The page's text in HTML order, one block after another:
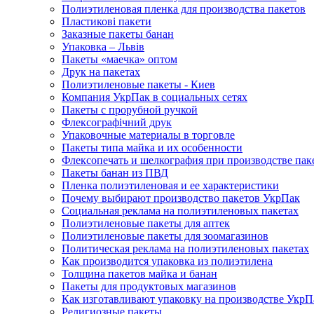
Полиэтиленовая пленка для производства пакетов
Пластикові пакети
Заказные пакеты банан
Упаковка – Львів
Пакеты «маечка» оптом
Друк на пакетах
Полиэтиленовые пакеты - Киев
Компания УкрПак в социальных сетях
Пакеты с прорубной ручкой
Флексографічний друк
Упаковочные материалы в торговле
Пакеты типа майка и их особенности
Флексопечать и шелкография при производстве
Пакеты банан из ПВД
Пленка полиэтиленовая и ее характеристики
Почему выбирают производство пакетов УкрПак
Социальная реклама на полиэтиленовых пакетах
Полиэтиленовые пакеты для аптек
Полиэтиленовые пакеты для зоомагазинов
Политическая реклама на полиэтиленовых пакетах
Как производится упаковка из полиэтилена
Толщина пакетов майка и банан
Пакеты для продуктовых магазинов
Как изготавливают упаковку на производстве
Религиозные пакеты